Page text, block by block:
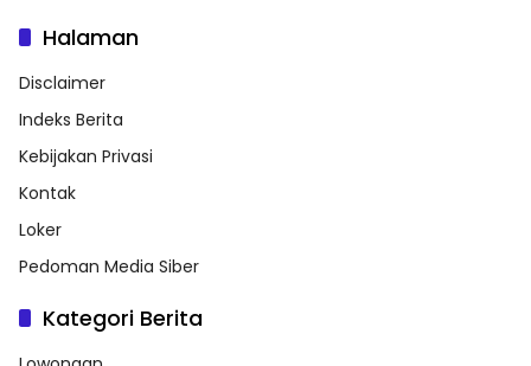
Halaman
Disclaimer
Indeks Berita
Kebijakan Privasi
Kontak
Loker
Pedoman Media Siber
Kategori Berita